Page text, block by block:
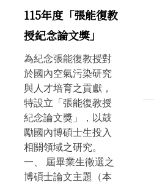
115年度「張能復教
授紀念論文獎」
為紀念張能復教授對
於國內空氣污染研究
與人才培育之貢獻，
特設立「張能復教授
紀念論文獎」，以鼓
勵國內博碩士生投入
相關領域之研究。
一、 屆畢業生徵選之
博碩士論文主題（本